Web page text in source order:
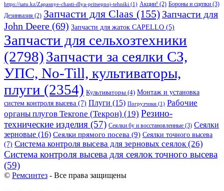
https://satu.kz/Zapasnye-chasti-dlya-pritsepnoj-tehniki (1) Акции! (2) Бороны и сцепки (3)
Дезинвазия (2) Запчасти для Claas (155) Запчасти для
John Deere (69) Запчасти для жаток CAPELLO (5)
Запчасти для сельхозтехники
(2798)Запчасти за сеялки СЗ,
УПС, No-Till, культиваторы,
плуги (2354) Культиваторы (4) Монтаж и установка
систем контроля высева (7) Плуги (15) Погрузчики (1) Рабочие
органы плугов Текrоne (Текрон) (19) Резино-
технические изделия (57) Сеялки бу и восстановленные (3) Сеялки
зерновые (16) Сеялки прямого посева (9) Сеялки точного высева
(7) Система контроля высева для зерновых сеялок(26)
Система контроля высева для сеялок точного высева
(59)
© Ремсинтез - Все права защищены